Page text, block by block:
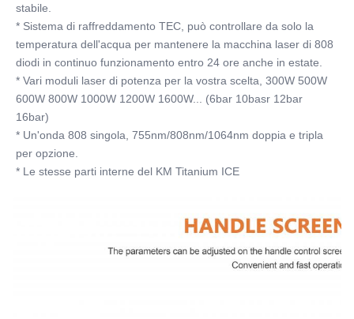
stabile.
* Sistema di raffreddamento TEC, può controllare da solo la
temperatura dell'acqua per mantenere la macchina laser di 808
diodi in continuo funzionamento entro 24 ore anche in estate.
* Vari moduli laser di potenza per la vostra scelta, 300W 500W
600W 800W 1000W 1200W 1600W... (6bar 10basr 12bar
16bar)
* Un'onda 808 singola, 755nm/808nm/1064nm doppia e tripla
per opzione.
* Le stesse parti interne del KM Titanium ICE